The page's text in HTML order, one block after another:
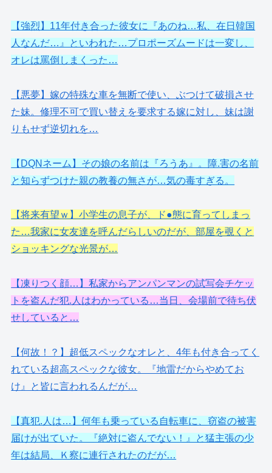
【強烈】11年付き合った彼女に『あのね…私、在日韓国
人なんだ…』といわれた…プロポーズムードは一変し、
オレは罵倒しまくった…
【悪夢】嫁の特殊な車を無断で使い、ぶつけて破損させ
た妹。修理不可で買い替えを要求する嫁に対し、妹は謝
りもせず逆切れを…
【DQNネーム】その娘の名前は『ろうあ』。障.害の名前
と知らずつけた親の教養の無さが…気の毒すぎる。
【将来有望ｗ】小学生の息子が、ド●態に育ってしまっ
た…我家に女友達を呼んだらしいのだが、部屋を覗くと
ショッキングな光景が…
【凍りつく顔…】私家からアンパンマンの試写会チケッ
トを盗んだ犯.人はわかっている…当日、会場前で待ち伏
せしていると…
【何故！？】超低スペックなオレと、4年も付き合ってく
れている超高スペックな彼女。『地雷だからやめてお
け』と皆に言われるんだが…
【真犯.人は…】何年も乗っている自転車に、窃盗の被害
届けが出ていた。『絶対に盗んでない！』と猛主張の少
年は結局、Ｋ察に連行されたのだが…